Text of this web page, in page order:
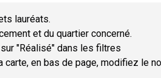
lauréats.
et du quartier concerné.
"Réalisé" dans les filtres
en bas de page, modifiez le